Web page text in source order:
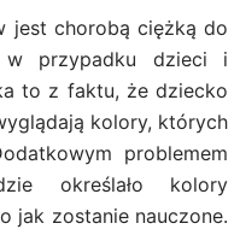
jest chorobą ciężką do
w przypadku dzieci i
to z faktu, że dziecko
kolory, których
problemem
określało kolory
jak zostanie nauczone.